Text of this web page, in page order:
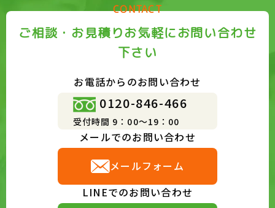
CONTACT
ご相談・お見積りお気軽にお問い合わせ
下さい
お電話からのお問い合わせ
0120-846-466
受付時間 9：00～19：00
メールでのお問い合わせ
メールフォーム
LINEでのお問い合わせ